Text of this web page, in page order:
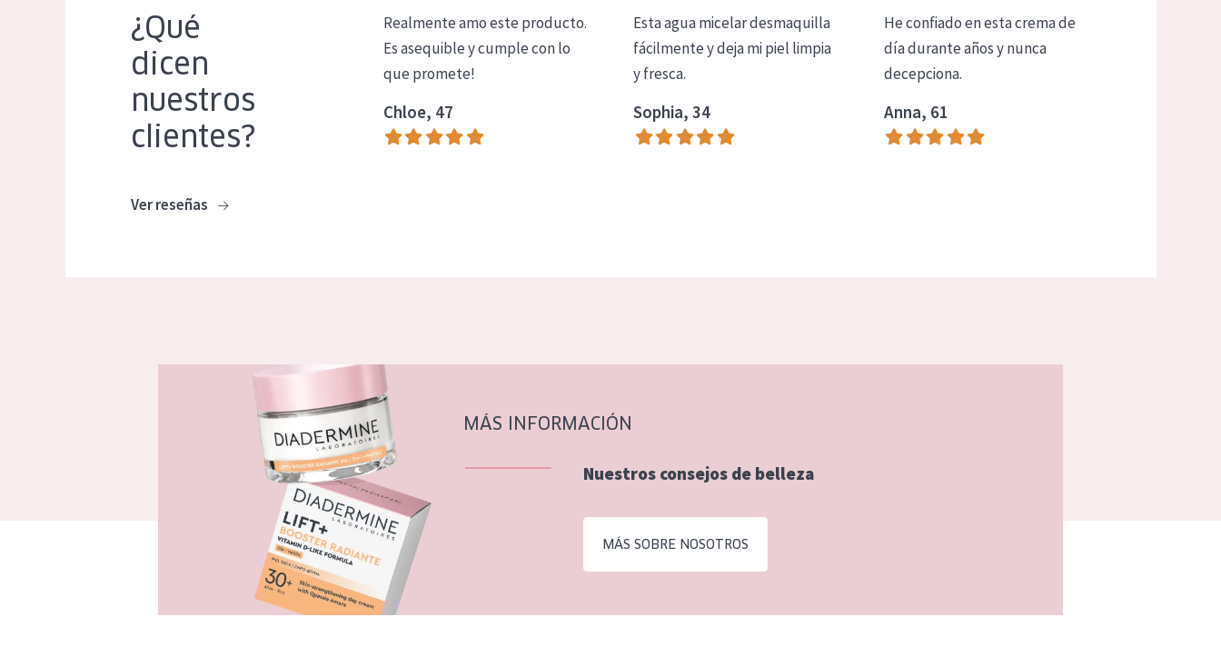
¿Qué
dicen
nuestros
clientes?
Ver reseñas
Realmente amo este producto.
Es asequible y cumple con lo
que promete!
Chloe, 47
Esta agua micelar desmaquilla
fácilmente y deja mi piel limpia
y fresca.
Sophia, 34
He confiado en esta crema de
día durante años y nunca
decepciona.
Anna, 61
MÁS INFORMACIÓN
Nuestros consejos de belleza
MÁS SOBRE NOSOTROS